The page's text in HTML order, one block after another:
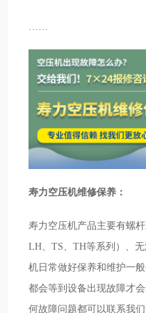
寿力空压机维修保养：
寿力空压机产品主要有螺
LH、TS、TH等系列）、
机日常做好保养和维护一
都会等到设备出现故障才
何故障问题都可以联系我